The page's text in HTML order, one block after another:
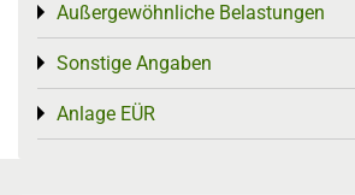
Außergewöhnliche Belastungen
Toggle menu
Sonstige Angaben
Toggle menu
Anlage EÜR
Toggle menu